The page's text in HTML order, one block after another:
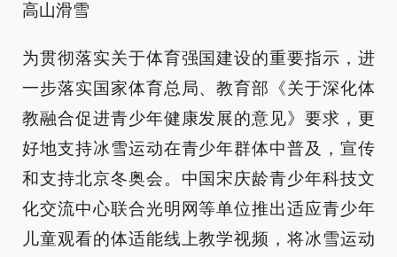
高山滑雪
为贯彻落实关于体育强国建设的重要指示，进
一步落实国家体育总局、教育部《关于深化体
教融合促进青少年健康发展的意见》要求，更
好地支持冰雪运动在青少年群体中普及，宣传
和支持北京冬奥会。中国宋庆龄青少年科技文
化交流中心联合光明网等单位推出适应青少年
儿童观看的体适能线上教学视频，将冰雪运动